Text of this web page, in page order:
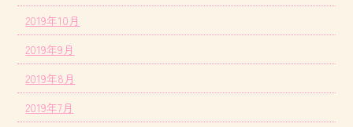
2019年10月
2019年9月
2019年8月
2019年7月